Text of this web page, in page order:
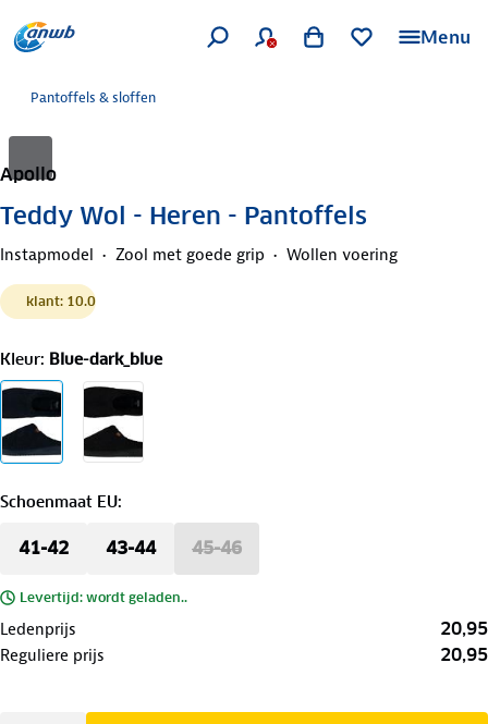
Menu
Pantoffels & sloffen
Apollo
Teddy Wol - Heren - Pantoffels
Instapmodel Zool met goede grip Wollen voering
klant: 10.0
Kleur: Blue-dark_blue
Schoenmaat EU:
41-42 43-44 45-46
Levertijd: wordt geladen..
Ledenprijs 20,95
Reguliere prijs 20,95